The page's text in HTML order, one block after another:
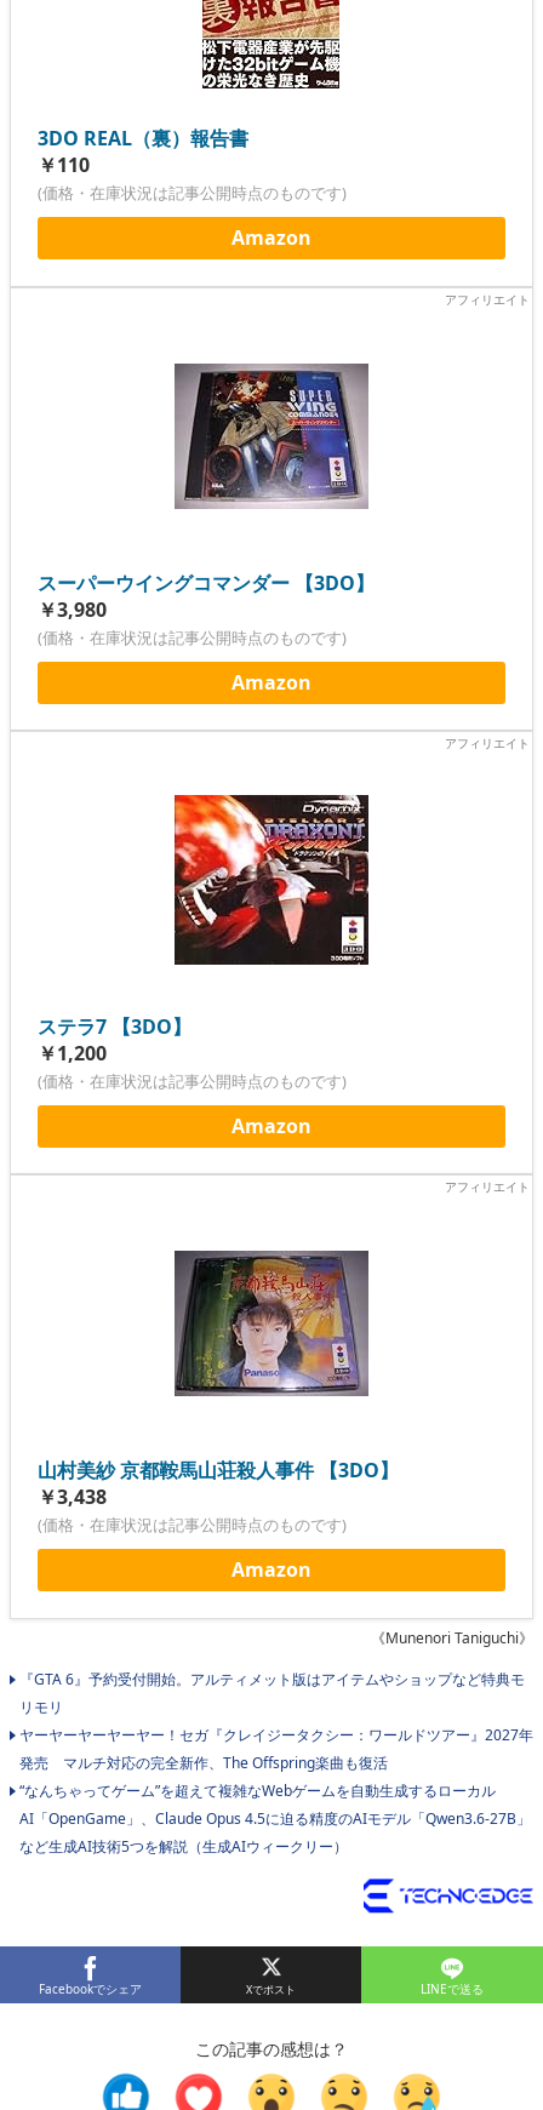
3DO REAL（裏）報告書
￥110
(価格・在庫状況は記事公開時点のものです)
Amazon
スーパーウイングコマンダー 【3DO】
￥3,980
(価格・在庫状況は記事公開時点のものです)
Amazon
ステラ7 【3DO】
￥1,200
(価格・在庫状況は記事公開時点のものです)
Amazon
山村美紗 京都鞍馬山荘殺人事件 【3DO】
￥3,438
(価格・在庫状況は記事公開時点のものです)
Amazon
《Munenori Taniguchi》
『GTA 6』予約受付開始。アルティメット版はアイテムやショップなど特典モ
リモリ
ヤーヤーヤーヤーヤー！セガ『クレイジータクシー：ワールドツアー』2027年
発売 マルチ対応の完全新作、The Offspring楽曲も復活
“なんちゃってゲーム”を超えて複雑なWebゲームを自動生成するローカル
AI「OpenGame」、Claude Opus 4.5に迫る精度のAIモデル「Qwen3.6-27B」
など生成AI技術5つを解説（生成AIウィークリー）
Facebookでシェア LINEで送る
この記事の感想は？